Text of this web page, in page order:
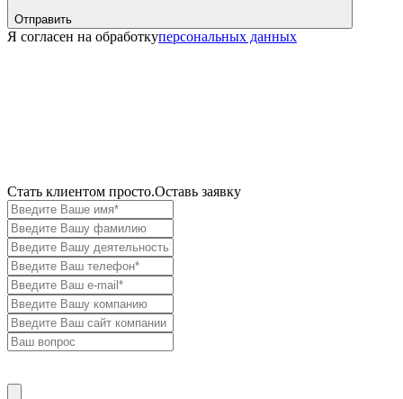
Отправить
Я согласен на обработкуперсональных данных
Cтать клиентом просто.Оставь заявку